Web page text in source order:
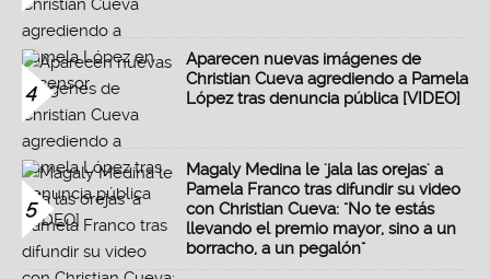
4
Aparecen nuevas imágenes de
Christian Cueva agrediendo a Pamela
López tras denuncia pública [VIDEO]
5
Magaly Medina le 'jala las orejas' a
Pamela Franco tras difundir su video
con Christian Cueva: "No te estás
llevando el premio mayor, sino a un
borracho, a un pegalón"